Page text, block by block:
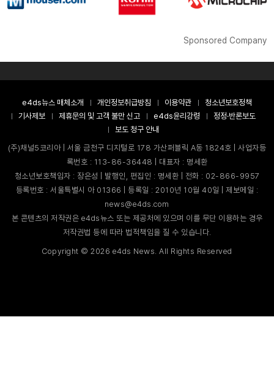
Sponsored Company
e4ds뉴스 매체소개 개인정보취급방침 이용약관
청소년보호정책
기사제보
제휴문의 및 고객 불만 신고 e4ds윤리강령
정정·반론보도
보도 청구 안내
(주)채널5코리아 | 서울 금천구 디지털로 178 가산퍼블릭 A동 1824호 | 사업자등
록번호 : 113-86-36448 | 대표자 : 명세환
청소년보호책임자 : 장은성 | 발행인, 편집인 : 명세환 | 전화 : 02-866-9957
등록번호 : 서울특별시 아 01366 | 등록일 : 2010년 10월 40일 | 제보메일 :
news@e4ds.com
본 콘텐츠의 저작권은 e4ds뉴스 또는 제공처에 있으며 이를 무단 이용하는 경우
저작권법 등에 따라 법적책임을 질 수 있습니다.
Copyright ©2026 e4ds News. All Rights Reserved